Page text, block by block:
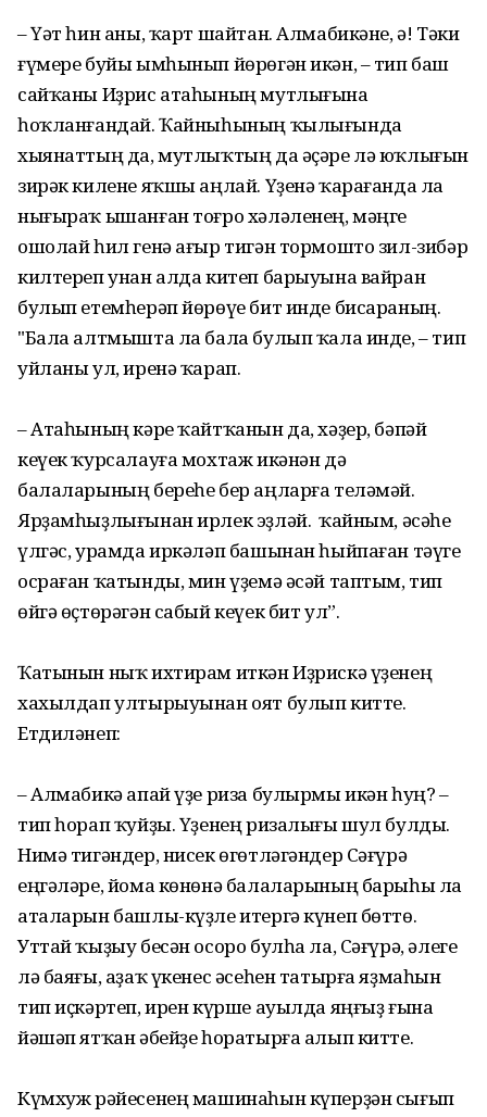
– Үәт һин аны, ҡарт шайтан. Алмабикәне, ә! Тәки
ғүмере буйы ымһынып йөрөгән икән, – тип баш
сайҡаны Иҙрис атаһының мутлығына
һоҡланғандай. Ҡайныһының ҡылығында
хыянаттың да, мутлыҡтың да әҫәре лә юҡлығын
зирәк килене яҡшы аңлай. Үҙенә ҡарағанда ла
нығыраҡ ышанған тоғро хәләленең, мәңге
ошолай һил генә ағыр тигән тормошто зил-зибәр
килтереп унан алда китеп барыуына вайран
булып етемһерәп йөрөүе бит инде бисараның.
"Бала алтмышта ла бала булып ҡала инде, – тип
уйланы ул, иренә ҡарап.
– Атаһының кәре ҡайтҡанын да, хәҙер, бәпәй
кеүек ҡурсалауға мохтаж икәнән дә
балаларының береһе бер аңларға теләмәй.
Ярҙамһыҙлығынан ирлек эҙләй. Ә ҡайным, әсәһе
үлгәс, урамда иркәләп башынан һыйпаған тәүге
осраған ҡатынды, мин үҙемә әсәй таптым, тип
өйгә өҫтөрәгән сабый кеүек бит ул”.
Ҡатынын ныҡ ихтирам иткән Иҙрискә үҙенең
хахылдап ултырыуынан оят булып китте.
Етдиләнеп:
– Алмабикә апай үҙе риза булырмы икән һуң? –
тип һорап ҡуйҙы. Үҙенең ризалығы шул булды.
Нимә тигәндер, нисек өгөтләгәндер Сәғүрә
еңгәләре, йома көнөнә балаларының барыһы ла
аталарын башлы-күҙле итергә күнеп бөттө.
Уттай ҡыҙыу бесән осоро булһа ла, Сәғүрә, әлеге
лә баяғы, аҙаҡ үкенес әсеһен татырға яҙмаһын
тип иҫкәртеп, ирен күрше ауылда яңғыҙ ғына
йәшәп ятҡан әбейҙе һоратырға алып китте.
Күмхуж рәйесенең машинаһын күперҙән сығып